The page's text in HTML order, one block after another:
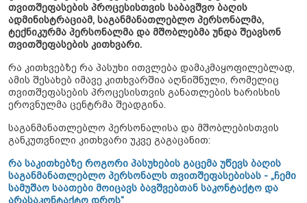
თვითშეფასების პროცესისთვის საბავშვო ბაღის
ადმინისტრაციამ, საგანმანათლებლო პერსონალმა,
ტექნიკურმა პერსონალმა და მშობლებმა უნდა შეავსონ
თვითშეფასების კითხვარი.
რა კითხვებზე რა პასუხი ითვლება დამაკმაყოფილებლად,
ამის შესახებ იმავე კითხვარშია აღნიშნული, რომელიც
თვითშეფასების პროცესისთვის განათლების ხარისხის
ეროვნულმა ცენტრმა შეადგინა.
საგანმანათლებლო პერსონალისა და მშობლებისთვის
განკუთვნილი კითხვარი უკვე გაგაცანით:
რა საკითხებზე როგორი პასუხების გაცემა უწევს ბაღის
საგანმანათლებლო პერსონალს თვითშეფასებისას - „ჩემი
სამუშაო საათები მოიცავს ბავშვებთან საკონტაქტო და
არასაკონტაქტო დროს“